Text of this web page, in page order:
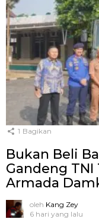
1 Bagikan
Bukan Beli
Gandeng
Armada
oleh Kang Zey
6 hari yang lalu